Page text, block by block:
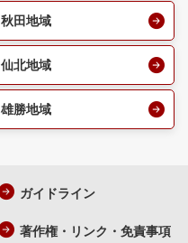
秋田地域
仙北地域
雄勝地域
ガイドライン
著作権・リンク・免責事項